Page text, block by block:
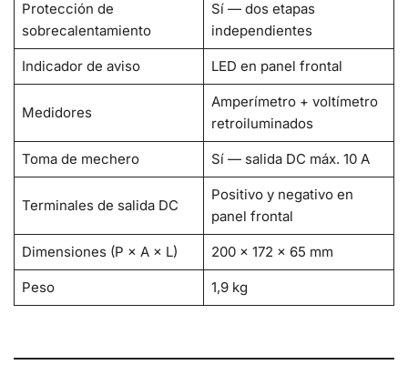
Protección de
sobrecalentamiento
Sí — dos etapas
independientes
Indicador de aviso LED en panel frontal
Medidores
Amperímetro + voltímetro
retroiluminados
Toma de mechero Sí — salida DC máx. 10 A
Terminales de salida DC
Positivo y negativo en
panel frontal
Dimensiones (P × A × L) 200 × 172 × 65 mm
Peso 1,9 kg